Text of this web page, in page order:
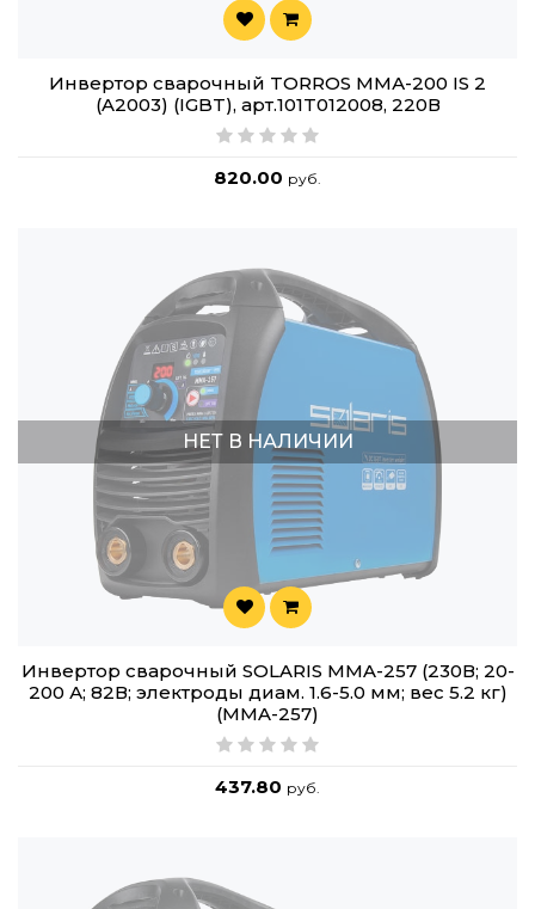
Инвертор сварочный TORROS ММА-200 IS 2
(A2003) (IGBT), арт.101T012008, 220В
820.00 руб.
НЕТ В НАЛИЧИИ
Инвертор сварочный SOLARIS MMA-257 (230В; 20-
200 А; 82В; электроды диам. 1.6-5.0 мм; вес 5.2 кг)
(MMA-257)
437.80 руб.